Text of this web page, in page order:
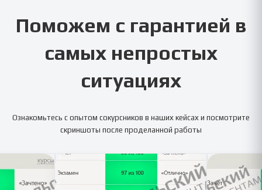
Поможем с гарантией в
самых непростых
ситуациях
Ознакомьтесь с опытом сокурсников в наших кейсах и посмотрите
скриншоты после проделанной работы